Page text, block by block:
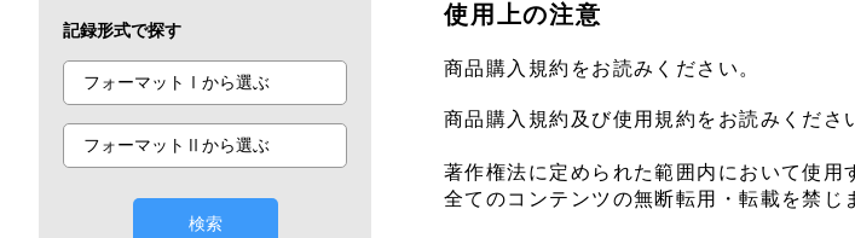
記録形式で探す
検索
使用上の注意
商品購入規約をお読みください。
商品購入規約及び使用規約をお読みくださ
著作権法に定められた範囲内において使用
全てのコンテンツの無断転用・転載を禁じ